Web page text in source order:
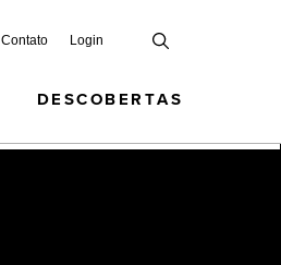
Contato Login
DESCOBERTAS